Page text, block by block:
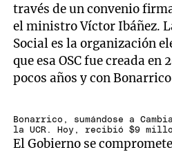
través de un convenio
el ministro Víctor Ibáñez.
Social es la organización
que esa OSC fue creada en
pocos años y con
Bonarrico, sumándose a
la UCR. Hoy, recibió $9
El Gobierno se